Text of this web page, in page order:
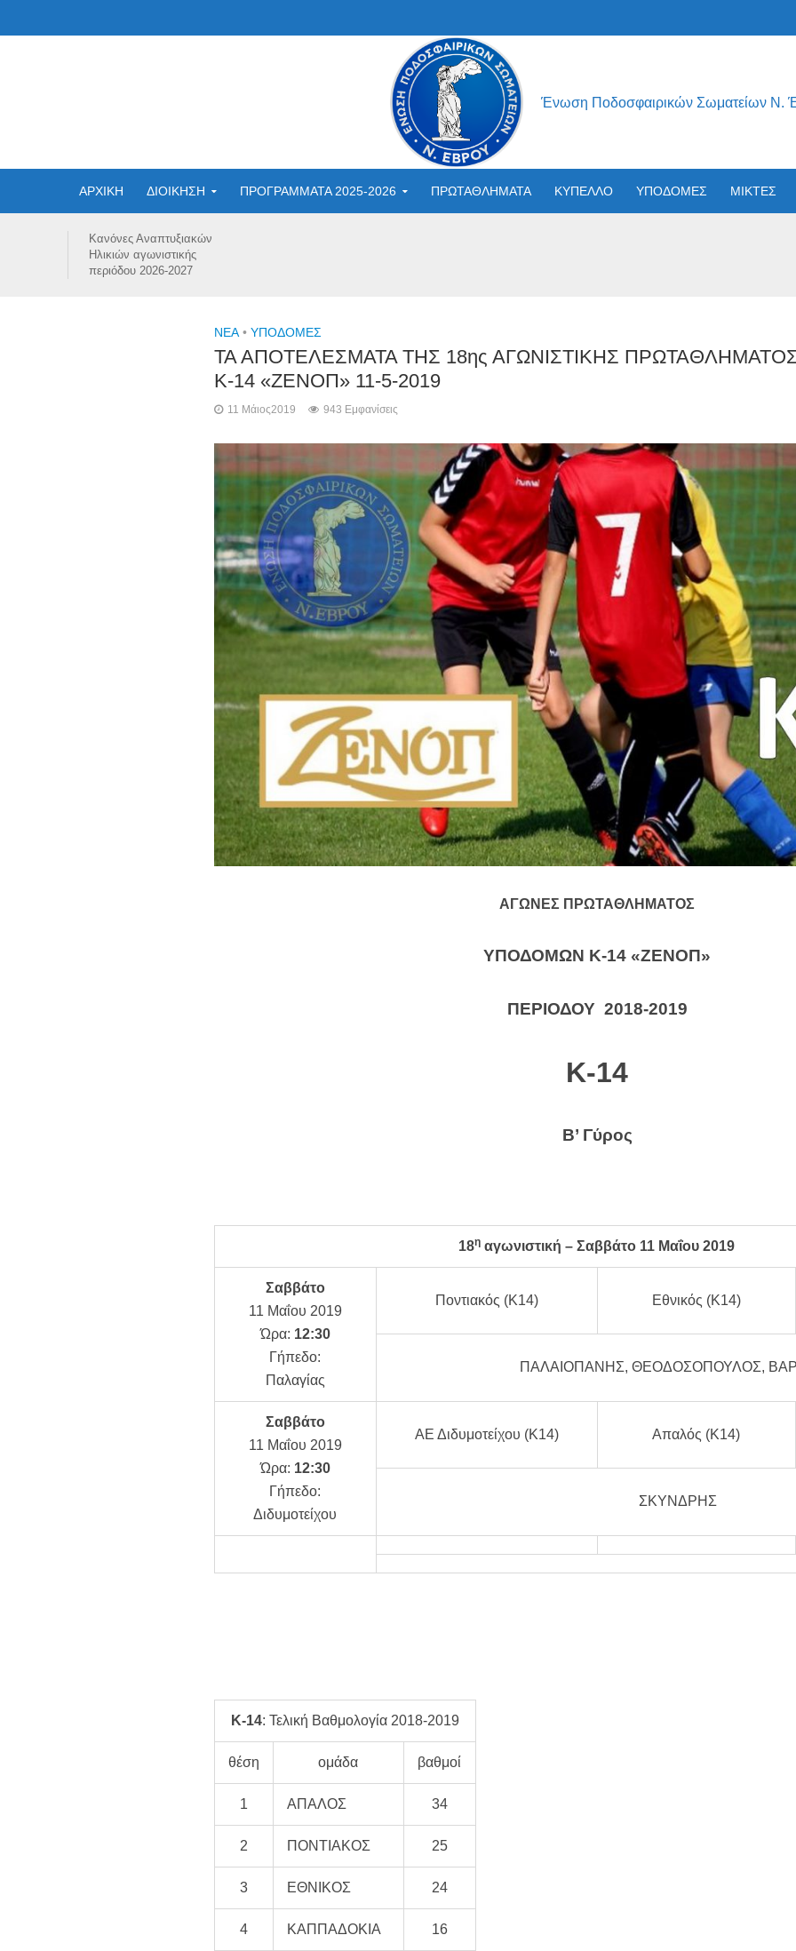
Ένωση Ποδοσφαιρικών Σωματείων Ν.
ΑΡΧΙΚΗ ΔΙΟΙΚΗΣΗ ΠΡΟΓΡΑΜΜΑΤΑ 2025-2026 ΠΡΩΤΑΘΛΗΜΑΤΑ ΚΥΠΕΛΛΟ ΥΠΟΔΟΜΕΣ ΜΙΚΤΕΣ
Κανόνες Αναπτυξιακών
Ηλικιών αγωνιστικής
περιόδου 2026-2027
NEA • ΥΠΟΔΟΜΈΣ
ΤΑ ΑΠΟΤΕΛΕΣΜΑΤΑ ΤΗΣ 18ης ΑΓΩΝΙΣΤΙΚΗΣ
Κ-14 «ΖΕΝΟΠ» 11-5-2019
11 Μάιος2019 943 Εμφανίσεις
ΑΓΩΝΕΣ ΠΡΩΤΑΘΛΗΜΑΤΟΣ
ΥΠΟΔΟΜΩΝ Κ-14 «ΖΕΝΟΠ»
ΠΕΡΙΟΔΟΥ 2018-2019
Κ-14
Β’ Γύρος
18η αγωνιστική – Σαββάτο 11 Μαΐου 2019
Σαββάτο
11 Μαΐου 2019
Ώρα: 12:30
Γήπεδο:
Παλαγίας
Ποντιακός (Κ14) Εθνικός (Κ14)
ΠΑΛΑΙΟΠΑΝΗΣ, ΘΕΟΔΟΣΟΠΟΥΛΟΣ,
Σαββάτο
11 Μαΐου 2019
Ώρα: 12:30
Γήπεδο:
Διδυμοτείχου
ΑΕ Διδυμοτείχου (Κ14) Απαλός (Κ14)
ΣΚΥΝΔΡΗΣ
Κ-14: Τελική Βαθμολογία 2018-2019
θέση ομάδα βαθμοί
1 ΑΠΑΛΟΣ 34
2 ΠΟΝΤΙΑΚΟΣ 25
3 ΕΘΝΙΚΟΣ 24
4 ΚΑΠΠΑΔΟΚΙΑ 16